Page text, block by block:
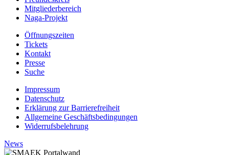
Mitgliederbereich
Naga-Projekt
Öffnungszeiten
Tickets
Kontakt
Presse
Suche
Impressum
Datenschutz
Erklärung zur Barrierefreiheit
Allgemeine Geschäftsbedingungen
Widerrufsbelehrung
News